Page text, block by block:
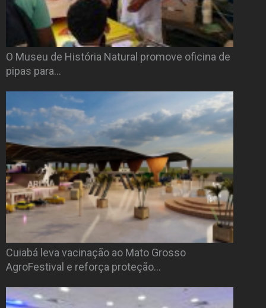
O Museu de História Natural promove oficina de
pipas para…
Cuiabá leva vacinação ao Mato Grosso
AgroFestival e reforça proteção…